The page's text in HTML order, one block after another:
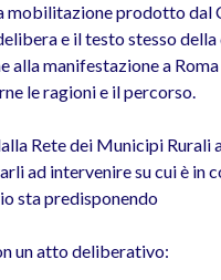
mobilitazione prodotto
e il testo stesso
manifestazione a
le ragioni e il percorso.
Rete dei Municipi Rurali
ad intervenire su cui è in
sta predisponendo
un atto deliberativo: